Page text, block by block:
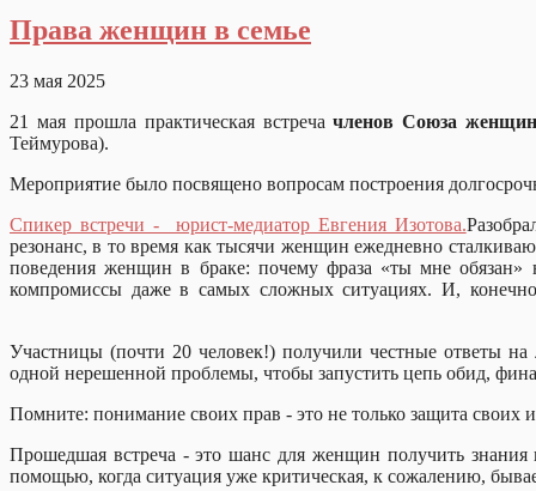
Права женщин в семье
23 мая 2025
21 мая прошла практическая встречачленов Союза
Теймурова).
Мероприятие было посвящено вопросам построения
Спикер встречи - юрист-медиатор Евгения Изотова.
резонанс, в то время как тысячи женщин ежедневно
поведения женщин в браке: почему фраза «ты мне обязан»
компромиссы даже в самых сложных ситуациях. И,
Участницы (почти 20 человек!) получили честные ответы
одной нерешенной проблемы, чтобы запустить цепь обид,
Помните: понимание своих прав - это не только защита
Прошедшая встреча - это шанс для женщин получить знания
помощью, когда ситуация уже